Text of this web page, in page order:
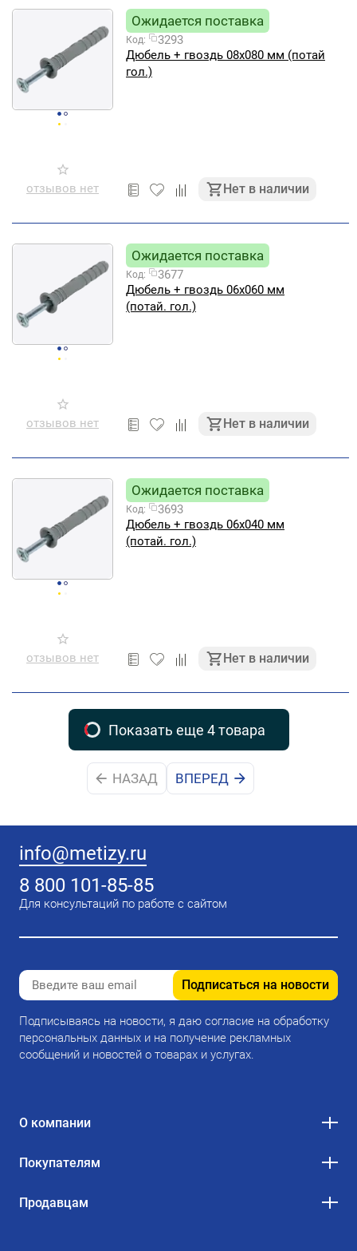
отзывов нет
Ожидается поставка
Код:
3293
Дюбель + гвоздь 08х080 мм (потай
гол.)
Нет в наличии
отзывов нет
Ожидается поставка
Код:
3677
Дюбель + гвоздь 06х060 мм
(потай. гол.)
Нет в наличии
отзывов нет
Ожидается поставка
Код:
3693
Дюбель + гвоздь 06х040 мм
(потай. гол.)
Нет в наличии
Показать еще 4 товара
НАЗАД ВПЕРЕД
info@metizy.ru
8 800 101-85-85
Для консультаций по работе с сайтом
Подписаться на новости
Подписываясь на новости, я даю согласие на обработку
персональных данных и на получение рекламных
сообщений и новостей о товарах и услугах.
О компании
Покупателям
Продавцам